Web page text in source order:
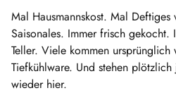
Mal Hausmannskost. Mal
Saisonales. Immer frisch gekocht.
Teller. Viele kommen ursprünglich
Tiefkühlware. Und stehen
wieder hier.